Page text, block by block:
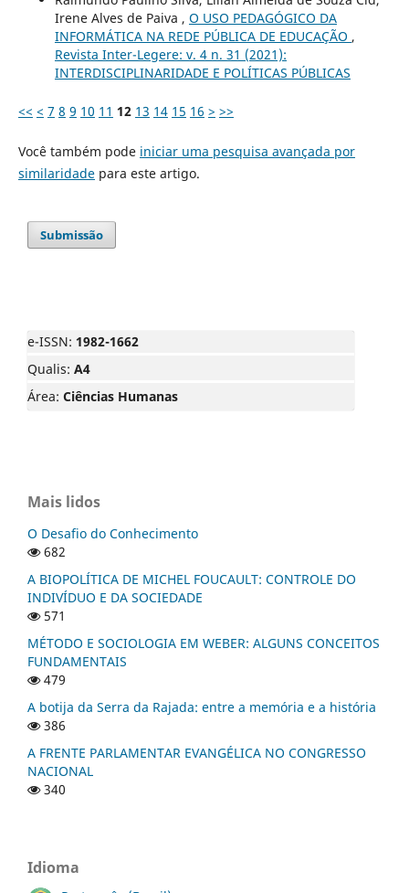
Irene Alves de Paiva , O USO PEDAGÓGICO DA
INFORMÁTICA NA REDE PÚBLICA DE EDUCAÇÃO ,
Revista Inter-Legere: v. 4 n. 31 (2021):
INTERDISCIPLINARIDADE E POLÍTICAS PÚBLICAS
<< < 7 8 9 10 11 12 13 14 15 16 > >>
Você também pode iniciar uma pesquisa avançada por
similaridadepara este artigo.
Submissão
e-ISSN: 1982-1662
Qualis: A4
Área: Ciências Humanas
Mais lidos
O Desafio do Conhecimento
682
A BIOPOLÍTICA DE MICHEL FOUCAULT: CONTROLE DO
INDIVÍDUO E DA SOCIEDADE
571
MÉTODO E SOCIOLOGIA EM WEBER: ALGUNS CONCEITOS
FUNDAMENTAIS
479
A botija da Serra da Rajada: entre a memória e a história
386
A FRENTE PARLAMENTAR EVANGÉLICA NO CONGRESSO
NACIONAL
340
Idioma